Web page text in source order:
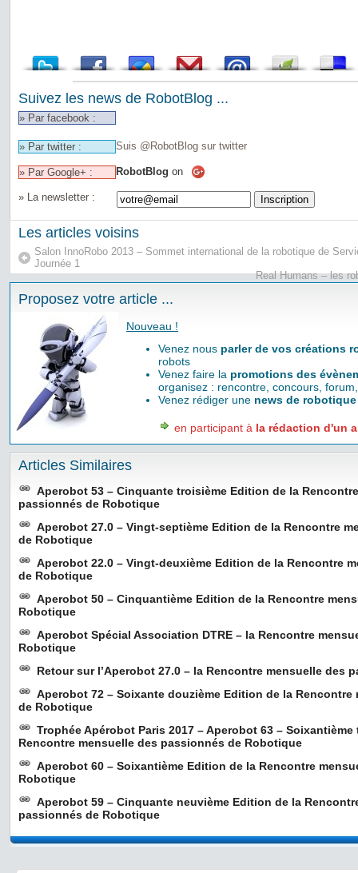
Suivez les news de RobotBlog ...
» Par facebook :
» Par twitter : Suis @RobotBlog sur twitter
» Par Google+ : RobotBlog on
» La newsletter :
Les articles voisins
Salon InnoRobo 2013 – Sommet international de la robotique de
Journée 1
Real Humans – les
Proposez votre article ...
Nouveau !
Venez nous parler de vos créations
robots
Venez faire la promotions des
organisez : rencontre, concours,
Venez rédiger une news de robotique
en participant à la rédaction d'un
Articles Similaires
Aperobot 53 – Cinquante troisième Edition de la
passionnés de Robotique
Aperobot 27.0 – Vingt-septième Edition de la Rencontre
de Robotique
Aperobot 22.0 – Vingt-deuxième Edition de la Rencontre
de Robotique
Aperobot 50 – Cinquantième Edition de la Rencontre
Robotique
Aperobot Spécial Association DTRE – la Rencontre
Robotique
Retour sur l’Aperobot 27.0 – la Rencontre mensuelle des
Aperobot 72 – Soixante douzième Edition de la
de Robotique
Trophée Apérobot Paris 2017 – Aperobot 63 –
Rencontre mensuelle des passionnés de Robotique
Aperobot 60 – Soixantième Edition de la Rencontre
Robotique
Aperobot 59 – Cinquante neuvième Edition de la
passionnés de Robotique